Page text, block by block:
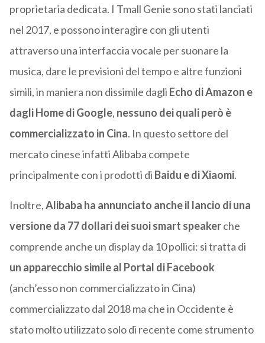
proprietaria dedicata. I Tmall Genie sono stati lanciati
nel 2017, e possono interagire con gli utenti
attraverso una interfaccia vocale per suonare la
musica, dare le previsioni del tempo e altre funzioni
simili, in maniera non dissimile dagli Echo di Amazon e
dagli Home di Google, nessuno dei quali però è
commercializzato in Cina. In questo settore del
mercato cinese infatti Alibaba compete
principalmente con i prodotti di Baidu e di Xiaomi.
Inoltre,Alibaba ha annunciato anche il lancio di una
versione da 77 dollari dei suoi smart speakerche
comprende anche un display da 10 pollici: si tratta di
un apparecchio simile al Portal di Facebook
(anch’esso non commercializzato in Cina)
commercializzato dal 2018 ma che in Occidente è
stato molto utilizzato solo di recente come strumento